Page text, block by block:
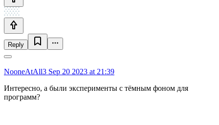
Reply
NooneAtAll3 Sep 20 2023 at 21:39
Интересно, а были эксперименты с тёмным фоном для
программ?